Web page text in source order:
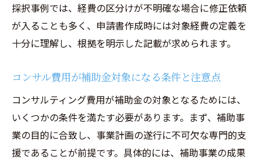
採択事例では、経費の区分けが不明確な場合に修正依頼
が入ることも多く、申請書作成時には対象経費の定義を
十分に理解し、根拠を明示した記載が求められます。
コンサル費用が補助金対象になる条件と注意点
コンサルティング費用が補助金の対象となるためには、
いくつかの条件を満たす必要があります。まず、補助事
業の目的に合致し、事業計画の遂行に不可欠な専門的支
援であることが前提です。具体的には、補助事業の成果